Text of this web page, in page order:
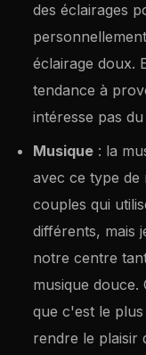
des éclairages
éclairage doux.
tendance à
intéresse pas
Musique : la
avec ce type de
couples qui
différents, mais
notre centre
musique
que c'est le
rendre le plaisir